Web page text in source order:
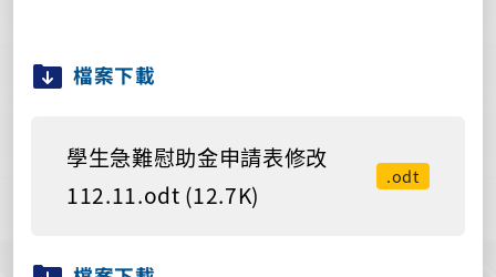
檔案下載
學生急難慰助金申請表修改
112.11.odt (12.7K)
.odt